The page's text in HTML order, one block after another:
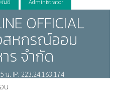
OFFICIAL
สหกรณ์ออม
ร จำกัด
น. IP: 223.24.163.174
น